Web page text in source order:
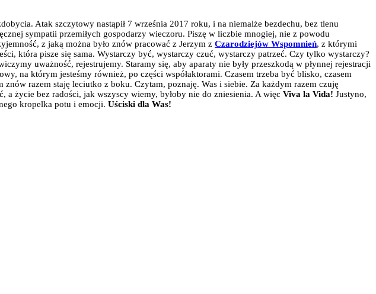
Atak szczytowy nastąpił 7 września 2017 roku, i na niemalże bezdechu, bez tlenu
sympatii przemiłych gospodarzy wieczoru. Piszę w liczbie mnogiej, nie z powodu
z jaką można było znów pracować z Jerzym z Czarodziejów Wspomnień, z którymi
która pisze się sama. Wystarczy być, wystarczy czuć, wystarczy patrzeć. Czy tylko wystarczy?
uważność, rejestrujemy. Staramy się, aby aparaty nie były przeszkodą w płynnej rejestracji
na którym jesteśmy również, po części współaktorami. Czasem trzeba być blisko, czasem
razem staję leciutko z boku. Czytam, poznaję. Was i siebie. Za każdym razem czuję
a życie bez radości, jak wszyscy wiemy, byłoby nie do zniesienia. A więc Viva la Vida! Justyno,
kropelka potu i emocji. Uściski dla Was!